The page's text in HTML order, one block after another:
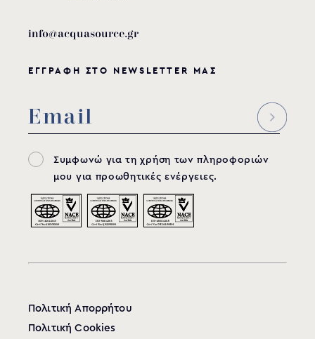
info@acquasource.gr
ΕΓΓΡΑΦΗ ΣΤΟ NEWSLETTER ΜΑΣ
Συμφωνώ για τη χρήση των πληροφοριών
μου για προωθητικές ενέργειες.
Πολιτική Απορρήτου
Πολιτική Cookies